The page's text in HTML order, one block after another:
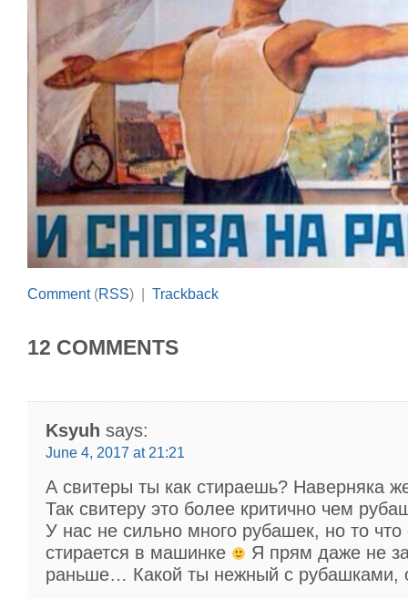
Comment(RSS) | Trackback
12 COMMENTS
Ksyuh says:
June 4, 2017 at 21:21
А свитеры ты как стираешь? Наверняка
Так свитеру это более критично чем
У нас не сильно много рубашек, но то что
стирается в машинке
Я прям даже не
раньше… Какой ты нежный с рубашками,